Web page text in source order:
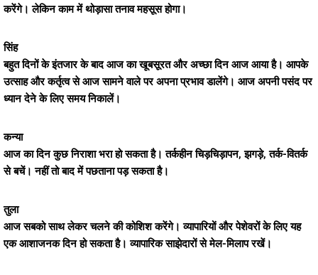
करेंगे। लेकिन काम में थोड़ासा तनाव महसूस होगा।
सिंह
बहुत दिनों के इंतजार के बाद आज का खूबसूरत और अच्छा दिन आज आया है। आपके
उत्साह और कर्तृत्व से आज सामने वाले पर अपना प्रभाव डालेंगे। आज अपनी पसंद पर
ध्यान देने के लिए समय निकालें।
कन्या
आज का दिन कुछ निराशा भरा हो सकता है। तर्कहीन चिड़चिड़ापन, झगड़े, तर्क-वितर्क
से बचें। नहीं तो बाद में पछताना पड़ सकता है।
तुला
आज सबको साथ लेकर चलने की कोशिश करेंगे। व्यापारियों और पेशेवरों के लिए यह
एक आशाजनक दिन हो सकता है। व्यापारिक साझेदारों से मेल-मिलाप रखें।